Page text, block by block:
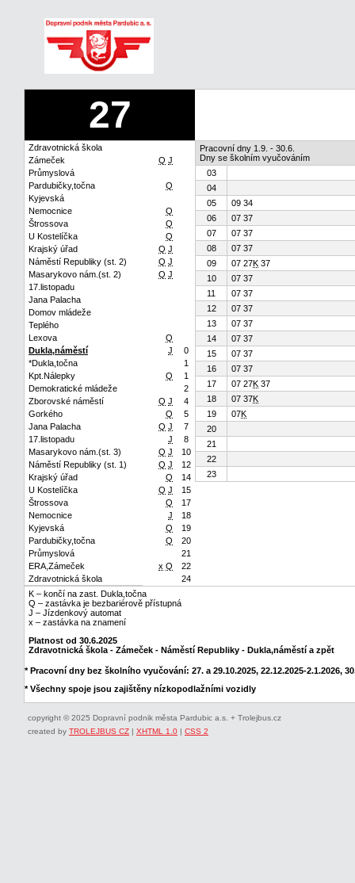
27
Zdravotnická škola
Zámeček
Q J
Průmyslová
Pardubičky,točna
Q
Kyjevská
Nemocnice
Q
Štrossova
Q
U Kostelíčka
Q
Krajský úřad
Q J
Náměstí Republiky (st. 2)
Q J
Masarykovo nám.(st. 2)
Q J
17.listopadu
Jana Palacha
Domov mládeže
Teplého
Lexova
Q
Dukla,náměstí
J
0
*Dukla,točna
1
Kpt.Nálepky
Q
1
Demokratické mládeže
2
Zborovské náměstí
Q J
4
Gorkého
Q
5
Jana Palacha
Q J
7
17.listopadu
J
8
Masarykovo nám.(st. 3)
Q J
10
Náměstí Republiky (st. 1)
Q J
12
Krajský úřad
Q
14
U Kostelíčka
Q J
15
Štrossova
Q
17
Nemocnice
J
18
Kyjevská
Q
19
Pardubičky,točna
Q
20
Průmyslová
21
ERA,Zámeček
x Q
22
Zdravotnická škola
24
Pracovní dny 1.9. - 30.6.
Dny se školním vyučováním
03
04
05
09 34
06
07 37
07
07 37
08
07 37
09
07 27K 37
10
07 37
11
07 37
12
07 37
13
07 37
14
07 37
15
07 37
16
07 37
17
07 27K 37
18
07 37K
19
07K
20
21
22
23
K – končí na zast. Dukla,točna
Q – zastávka je bezbariérově přístupná
J – Jízdenkový automat
x – zastávka na znamení
Platnost od 30.6.2025
Zdravotnická škola - Zámeček - Náměstí Republiky - Dukla,náměstí a zpět
* Pracovní dny bez školního vyučování: 27. a 29.10.2025, 22.12.2025-2.1.2026,
* Všechny spoje jsou zajištěny nízkopodlažními vozidly
copyright © 2025 Dopravní podnik města Pardubic a.s. + Trolejbus.cz
created by TROLEJBUS CZ | XHTML 1.0 | CSS 2